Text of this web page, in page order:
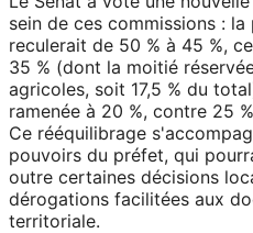
sein de ces commissions :
reculerait de 50 % à 45 %,
35 % (dont la moitié
agricoles, soit 17,5 % du
ramenée à 20 %, contre 25
Ce rééquilibrage
pouvoirs du préfet, qui
outre certaines décisions
dérogations facilitées aux
territoriale.